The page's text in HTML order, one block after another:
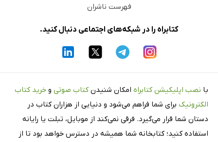
فهرست ناشران
کتابراه را در شبکه‌های اجتماعی دنبال کنید.
با نصب اپلیکیشن کتابراه امکان شنیدن کتاب صوتی و خرید کتاب
الکترونیک برای شما فراهم می‌شود و دنیایی از هزاران کتاب در
دستان شما قرار می‌گیرد. فرقی نمی‌کند از موبایل، تبلت یا رایانه
استفاده کنید؛ کتابخانه شما همیشه در دسترس خواهد بود تا از